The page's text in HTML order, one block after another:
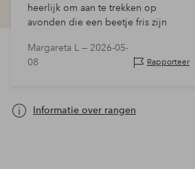
heerlijk om aan te trekken op
avonden die een beetje fris zijn
Margareta L — 2026-05-
08
Rapporteer
Informatie over rangen